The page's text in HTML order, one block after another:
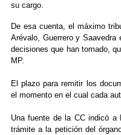
su cargo.
De esa cuenta, el máximo
Arévalo, Guerrero y
decisiones que han tomado,
MP.
El plazo para remitir los
el momento en el cual cada
Una fuente de la CC indicó
trámite a la petición del